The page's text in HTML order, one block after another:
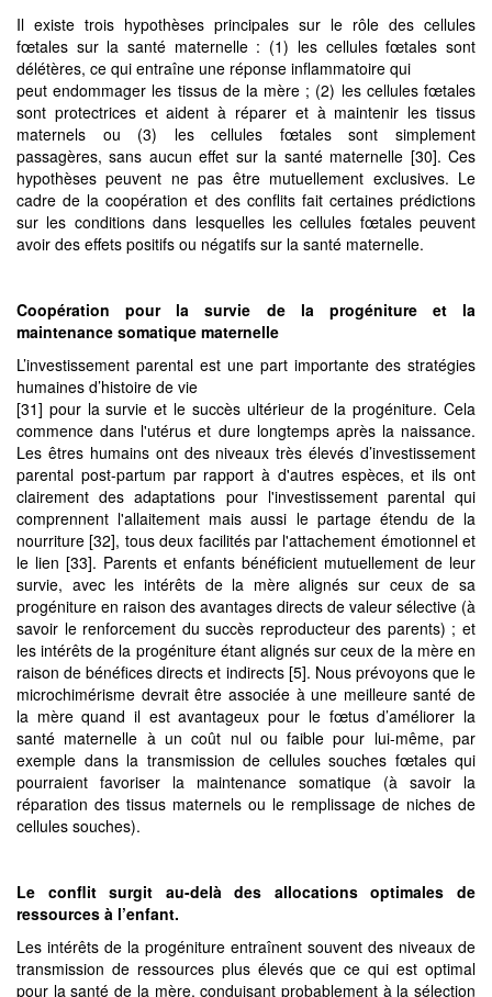
Il existe trois hypothèses principales sur le rôle des cellules
fœtales sur la santé maternelle : (1) les cellules fœtales sont
délétères, ce qui entraîne une réponse inflammatoire qui
peut endommager les tissus de la mère ; (2) les cellules fœtales
sont protectrices et aident à réparer et à maintenir les tissus
maternels ou (3) les cellules fœtales sont simplement
passagères, sans aucun effet sur la santé maternelle [30]. Ces
hypothèses peuvent ne pas être mutuellement exclusives. Le
cadre de la coopération et des conflits fait certaines prédictions
sur les conditions dans lesquelles les cellules fœtales peuvent
avoir des effets positifs ou négatifs sur la santé maternelle.
Coopération pour la survie de la progéniture et la
maintenance somatique maternelle
L’investissement parental est une part importante des stratégies
humaines d’histoire de vie
[31] pour la survie et le succès ultérieur de la progéniture. Cela
commence dans l'utérus et dure longtemps après la naissance.
Les êtres humains ont des niveaux très élevés d’investissement
parental post-partum par rapport à d'autres espèces, et ils ont
clairement des adaptations pour l'investissement parental qui
comprennent l'allaitement mais aussi le partage étendu de la
nourriture [32], tous deux facilités par l'attachement émotionnel et
le lien [33]. Parents et enfants bénéficient mutuellement de leur
survie, avec les intérêts de la mère alignés sur ceux de sa
progéniture en raison des avantages directs de valeur sélective (à
savoir le renforcement du succès reproducteur des parents) ; et
les intérêts de la progéniture étant alignés sur ceux de la mère en
raison de bénéfices directs et indirects [5]. Nous prévoyons que le
microchimérisme devrait être associée à une meilleure santé de
la mère quand il est avantageux pour le fœtus d’améliorer la
santé maternelle à un coût nul ou faible pour lui-même, par
exemple dans la transmission de cellules souches fœtales qui
pourraient favoriser la maintenance somatique (à savoir la
réparation des tissus maternels ou le remplissage de niches de
cellules souches).
Le conflit surgit au-delà des allocations optimales de
ressources à l’enfant.
Les intérêts de la progéniture entraînent souvent des niveaux de
transmission de ressources plus élevés que ce qui est optimal
pour la santé de la mère, conduisant probablement à la sélection